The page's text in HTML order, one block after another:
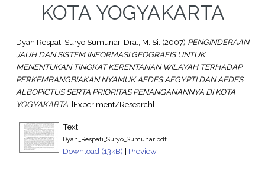
KOTA YOGYAKARTA
Dyah Respati Suryo Sumunar, Dra., M. Si. (2007) PENGINDERAAN
JAUH DAN SISTEM INFORMASI GEOGRAFIS UNTUK
MENENTUKAN TINGKAT KERENTANAN WILAYAH TERHADAP
PERKEMBANGBIAKAN NYAMUK AEDES AEGYPTI DAN AEDES
ALBOPICTUS SERTA PRIORITAS PENANGANANNYA DI KOTA
YOGYAKARTA. [Experiment/Research]
Text
Dyah_Respati_Suryo_Sumunar.pdf
Download (13kB) | Preview